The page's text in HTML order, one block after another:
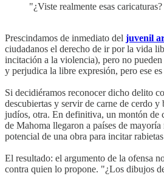
"¿Viste realmente esas
Prescindamos de inmediato del juvenil
ciudadanos el derecho de ir por la vida
incitación a la violencia), pero no
y perjudica la libre expresión, pero ese
Si decidiéramos reconocer dicho delito
descubiertas y servir de carne de cerdo
judíos, otra. En definitiva, un montón de
de Mahoma llegaron a países de
potencial de una obra para incitar
El resultado: el argumento de la ofensa
contra quien lo propone. "¿Los dibujos